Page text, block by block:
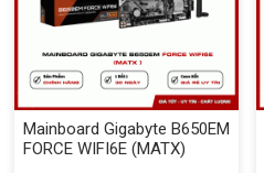
Mainboard Gigabyte B650EM
FORCE WIFI6E (MATX)